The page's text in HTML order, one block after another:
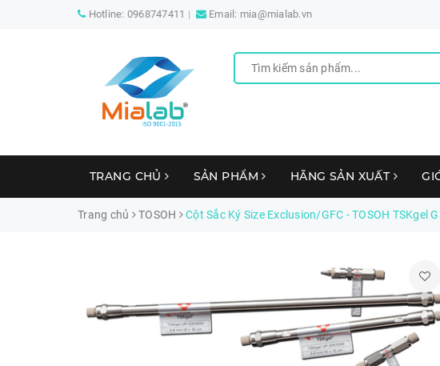
Hotline: 0968747411 Email: mia@mialab.vn
TRANG CHỦ SẢN PHẨM HÃNG SẢN XUẤT
Trang chủ TOSOH Cột Sắc Ký Size Exclusion/GFC - TOSOH TSKgel